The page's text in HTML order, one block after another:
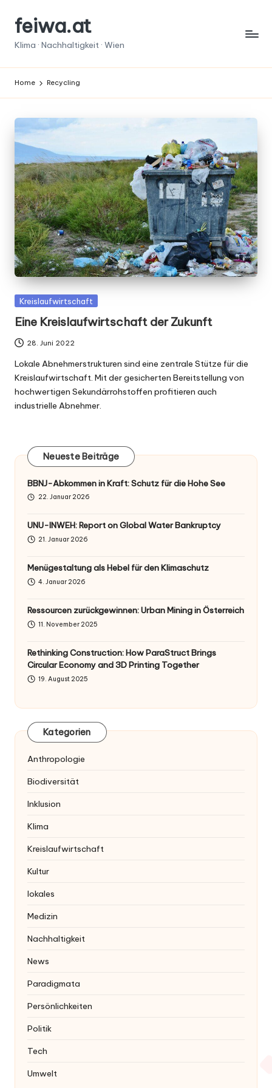
Skipfeiwa.at
Klima · Nachhaltigkeit · Wien
Home Recycling
Posted
Kreislaufwirtschaft
Eine Kreislaufwirtschaft der Zukunft
28. Juni 2022
Lokale Abnehmerstrukturen sind eine zentrale Stütze für die
Kreislaufwirtschaft. Mit der gesicherten Bereitstellung von
hochwertigen Sekundärrohstoffen profitieren auch
industrielle Abnehmer.
Neueste Beiträge
BBNJ-Abkommen in Kraft: Schutz für die Hohe See
22. Januar 2026
UNU-INWEH: Report on Global Water Bankruptcy
21. Januar 2026
Menügestaltung als Hebel für den Klimaschutz
4. Januar 2026
Ressourcen zurückgewinnen: Urban Mining in Österreich
11. November 2025
Rethinking Construction: How ParaStruct Brings
Circular Economy and 3D Printing Together
19. August 2025
Kategorien
Anthropologie
Biodiversität
Inklusion
Klima
Kreislaufwirtschaft
Kultur
lokales
Medizin
Nachhaltigkeit
News
Paradigmata
Persönlichkeiten
Politik
Tech
Umwelt